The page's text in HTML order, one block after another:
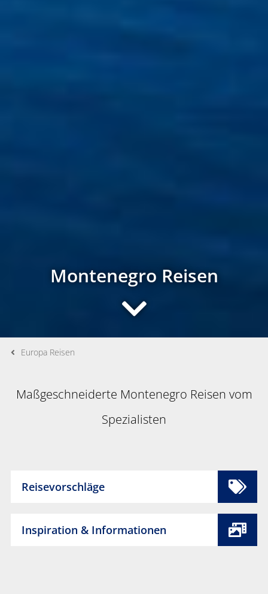
Montenegro Reisen
Europa Reisen
Maßgeschneiderte Montenegro Reisen vom
Spezialisten
Reisevorschläge
Inspiration & Informationen